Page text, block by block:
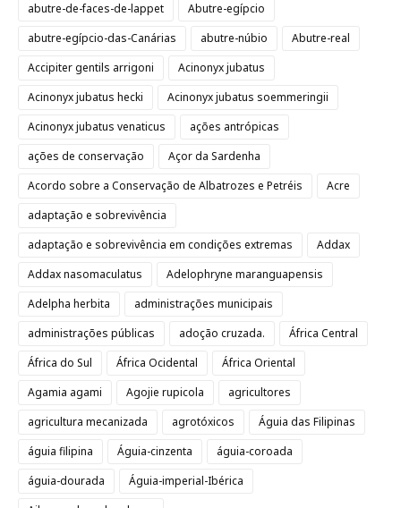
abutre-de-faces-de-lappet
Abutre-egípcio
abutre-egípcio-das-Canárias
abutre-núbio
Abutre-real
Accipiter gentils arrigoni
Acinonyx jubatus
Acinonyx jubatus hecki
Acinonyx jubatus soemmeringii
Acinonyx jubatus venaticus
ações antrópicas
ações de conservação
Açor da Sardenha
Acordo sobre a Conservação de Albatrozes e Petréis
Acre
adaptação e sobrevivência
adaptação e sobrevivência em condições extremas
Addax
Addax nasomaculatus
Adelophryne maranguapensis
Adelpha herbita
administrações municipais
administrações públicas
adoção cruzada.
África Central
África do Sul
África Ocidental
África Oriental
Agamia agami
Agojie rupicola
agricultores
agricultura mecanizada
agrotóxicos
Águia das Filipinas
águia filipina
Águia-cinzenta
águia-coroada
águia-dourada
Águia-imperial-Ibérica